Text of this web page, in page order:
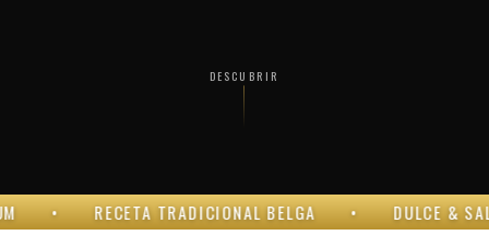
DESCUBRIR
RECETA TRADICIONAL BELGA • DULCE & SALADA